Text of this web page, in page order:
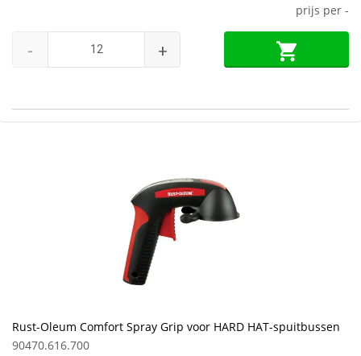
prijs per -
- +
Rust-Oleum Comfort Spray Grip voor HARD HAT-spuitbussen
90470.616.700